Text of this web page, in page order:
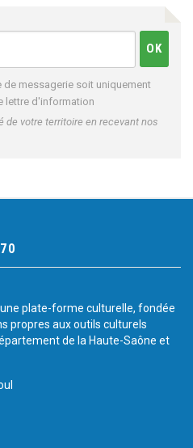
messagerie soit uniquement
lettre d'information
de votre territoire en recevant nos
plate-forme culturelle, fondée
propres aux outils culturels
de la Haute-Saône et